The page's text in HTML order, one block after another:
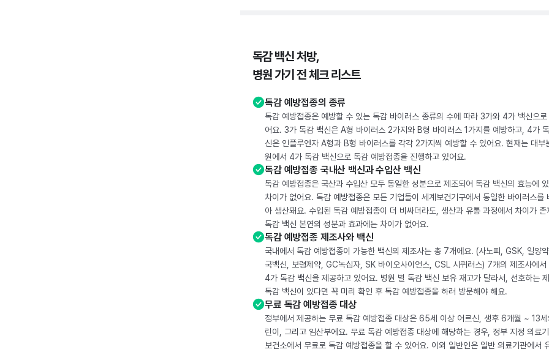
독감 백신 처방,
병원 가기 전 체크 리스트
독감 예방접종의 종류
독감 예방접종은 예방할 수 있는 독감 바이러스 종류의 수에 따라 3가와 4가 백신으로
어요. 3가 독감 백신은 A형 바이러스 2가지와 B형 바이러스 1가지를 예방하고, 4가
신은 인플루엔자 A형과 B형 바이러스를 각각 2가지씩 예방할 수 있어요. 현재는 대부
원에서 4가 독감 백신으로 독감 예방접종을 진행하고 있어요.
독감 예방접종 국내산 백신과 수입산 백신
독감 예방접종은 국산과 수입산 모두 동일한 성분으로 제조되어 독감 백신의 효능에
차이가 없어요. 독감 예방접종은 모든 기업들이 세계보건기구에서 동일한 바이러스를
아 생산돼요. 수입된 독감 예방접종이 더 비싸더라도, 생산과 유통 과정에서 차이가 존
독감 백신 본연의 성분과 효과에는 차이가 없어요.
독감 예방접종 제조사와 백신
국내에서 독감 예방접종이 가능한 백신의 제조사는 총 7개에요. (사노피, GSK, 일양
국백신, 보령제약, GC녹십자, SK 바이오사이언스, CSL 시퀴러스) 7개의 제조사에서
4가 독감 백신을 제공하고 있어요. 병원 별 독감 백신 보유 재고가 달라서, 선호하는
독감 백신이 있다면 꼭 미리 확인 후 독감 예방접종을 하러 방문해야 해요.
무료 독감 예방접종 대상
정부에서 제공하는 무료 독감 예방접종 대상은 65세 이상 어르신, 생후 6개월 ~ 13
린이, 그리고 임산부에요. 무료 독감 예방접종 대상에 해당하는 경우, 정부 지정 의료
보건소에서 무료로 독감 예방접종을 할 수 있어요. 이외 일반인은 일반 의료기관에서